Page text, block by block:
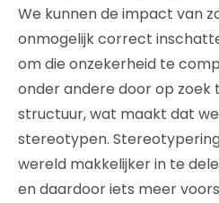
We kunnen de impact van
onmogelijk correct
om die onzekerheid te
onder andere door op zoek
structuur, wat maakt dat
stereotypen.
wereld makkelijker in te
en daardoor iets meer